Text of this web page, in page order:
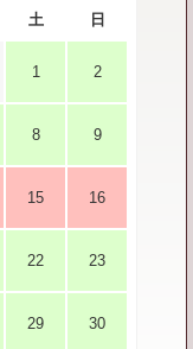
土 日
1 2
8 9
15 16
22 23
29 30